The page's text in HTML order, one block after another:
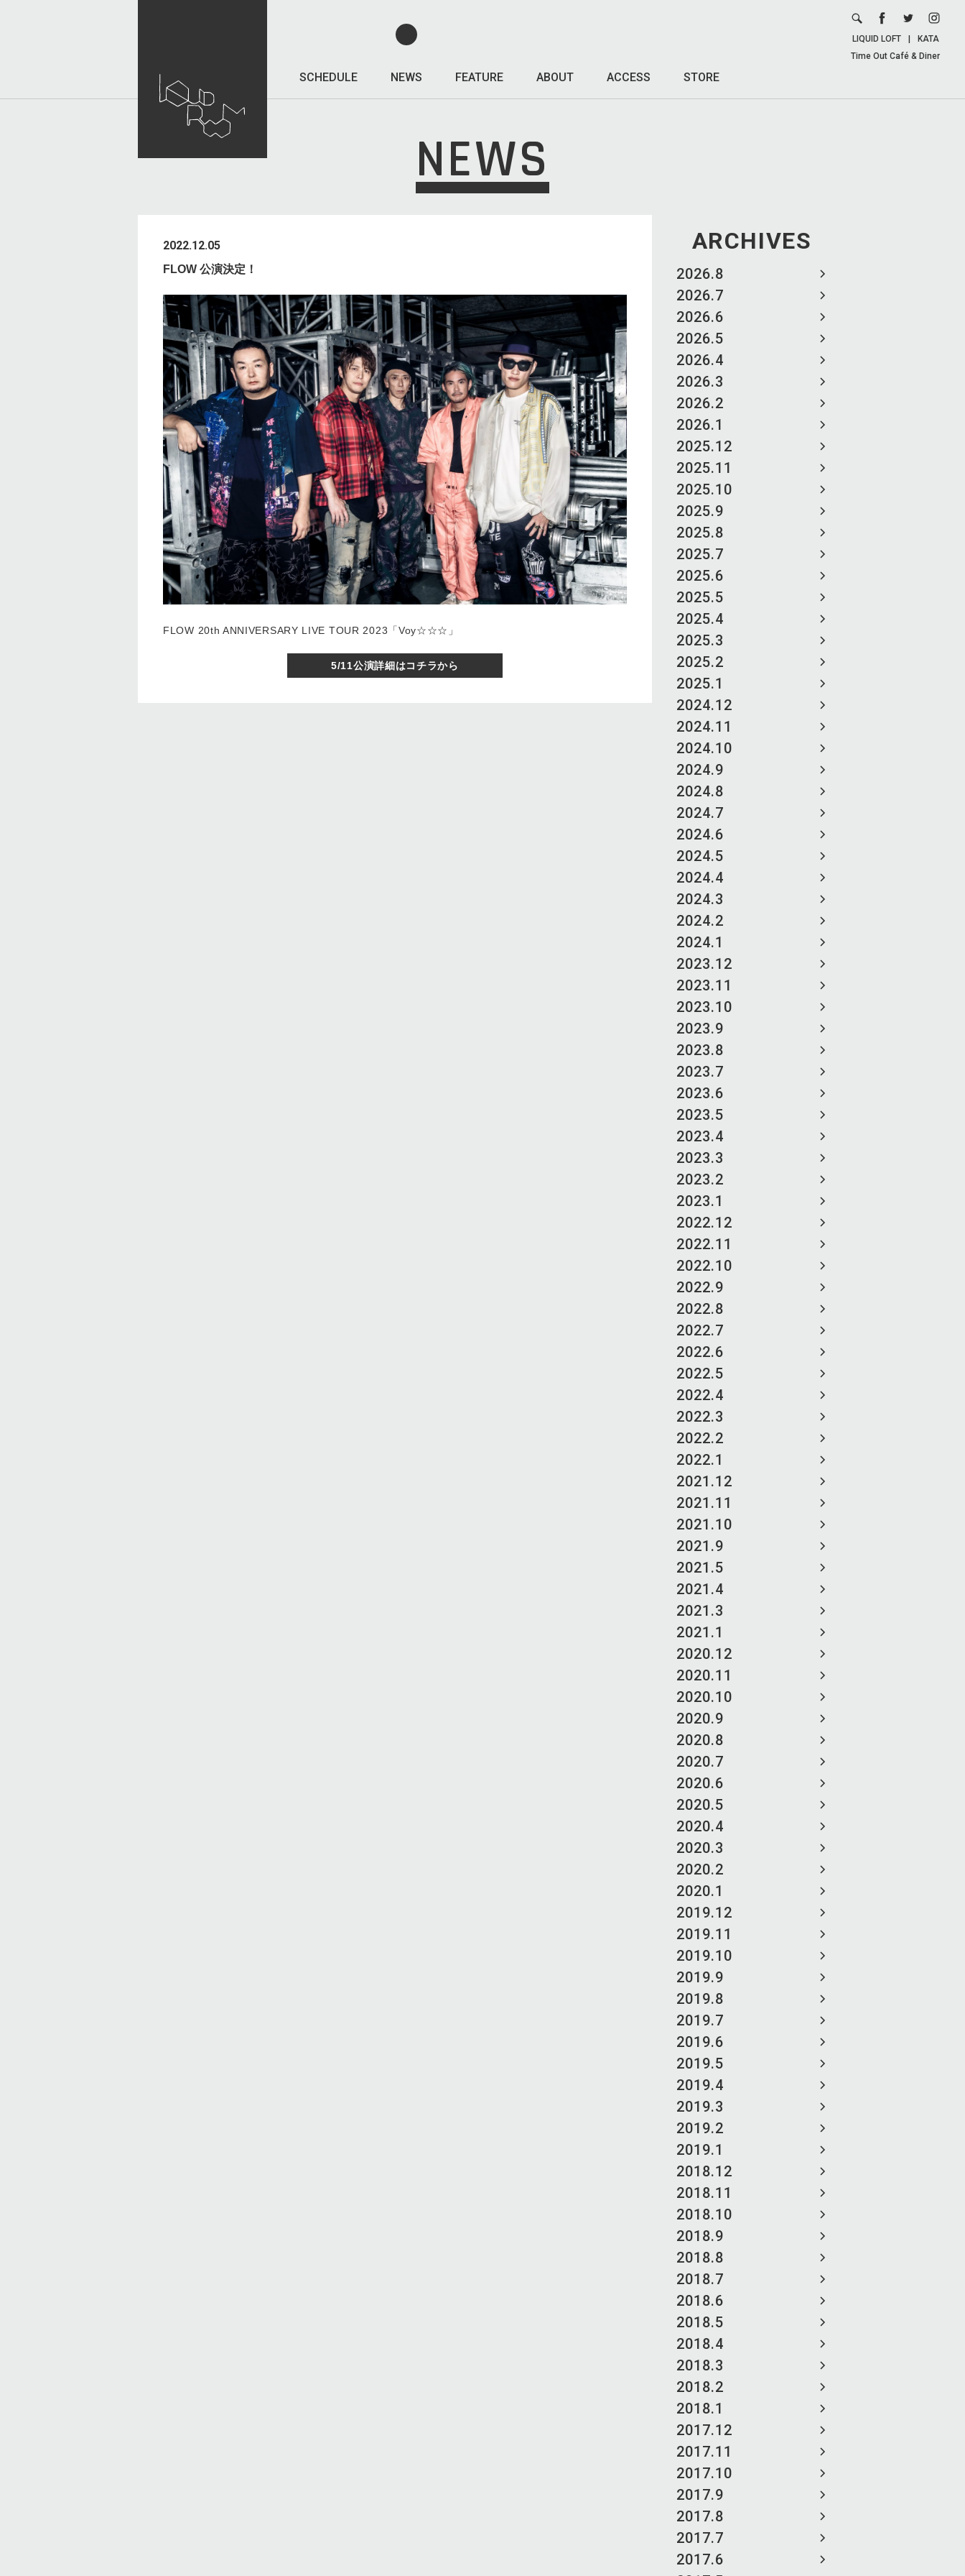
SCHEDULE NEWS FEATURE ABOUT ACCESS STORE
LIQUID LOFT
KATA
Time Out Café & Diner
NEWS
ARCHIVES
2026.8
2026.7
2026.6
2026.5
2026.4
2026.3
2026.2
2026.1
2025.12
2025.11
2025.10
2025.9
2025.8
2025.7
2025.6
2025.5
2025.4
2025.3
2025.2
2025.1
2024.12
2024.11
2024.10
2024.9
2024.8
2024.7
2024.6
2024.5
2024.4
2024.3
2024.2
2024.1
2023.12
2023.11
2023.10
2023.9
2023.8
2023.7
2023.6
2023.5
2023.4
2023.3
2023.2
2023.1
2022.12
2022.11
2022.10
2022.9
2022.8
2022.7
2022.6
2022.5
2022.4
2022.3
2022.2
2022.1
2021.12
2021.11
2021.10
2021.9
2021.5
2021.4
2021.3
2021.1
2020.12
2020.11
2020.10
2020.9
2020.8
2020.7
2020.6
2020.5
2020.4
2020.3
2020.2
2020.1
2019.12
2019.11
2019.10
2019.9
2019.8
2019.7
2019.6
2019.5
2019.4
2019.3
2019.2
2019.1
2018.12
2018.11
2018.10
2018.9
2018.8
2018.7
2018.6
2018.5
2018.4
2018.3
2018.2
2018.1
2017.12
2017.11
2017.10
2017.9
2017.8
2017.7
2017.6
2022.12.05
FLOW 公演決定！
FLOW 20th ANNIVERSARY LIVE TOUR 2023「Voy☆☆☆」
5/11公演詳細はコチラから